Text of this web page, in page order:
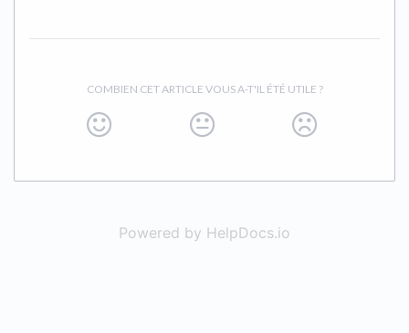
COMBIEN CET ARTICLE VOUS A-T'IL ÉTÉ UTILE ?
Powered by HelpDocs.io